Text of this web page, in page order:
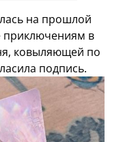
на прошлой
приключениям в
ковыляющей по
подпись.